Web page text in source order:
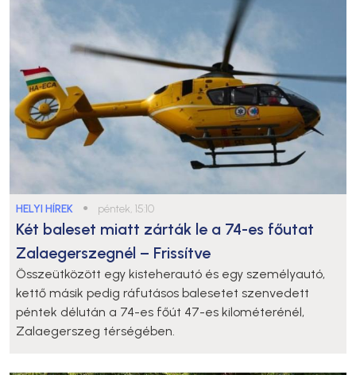
HELYI HÍREK ● péntek, 15:10
Két baleset miatt zárták le a 74-es főutat
Zalaegerszegnél – Frissítve
Összeütközött egy kisteherautó és egy személyautó,
kettő másik pedig ráfutásos balesetet szenvedett
péntek délután a 74-es főút 47-es kilométerénél,
Zalaegerszeg térségében.